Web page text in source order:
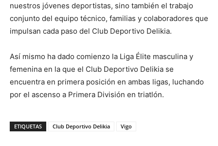
nuestros jóvenes deportistas, sino también el trabajo
conjunto del equipo técnico, familias y colaboradores que
impulsan cada paso del Club Deportivo Delikia.
Así mismo ha dado comienzo la Liga Élite masculina y
femenina en la que el Club Deportivo Delikia se
encuentra en primera posición en ambas ligas, luchando
por el ascenso a Primera División en triatlón.
ETIQUETAS Club Deportivo Delikia Vigo